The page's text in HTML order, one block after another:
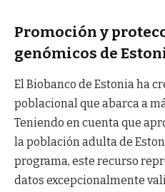
Promoción y
genómicos de
El Biobanco de Estonia ha
poblacional que abarca a
Teniendo en cuenta que
la población adulta de
programa, este recurso
datos excepcionalmente